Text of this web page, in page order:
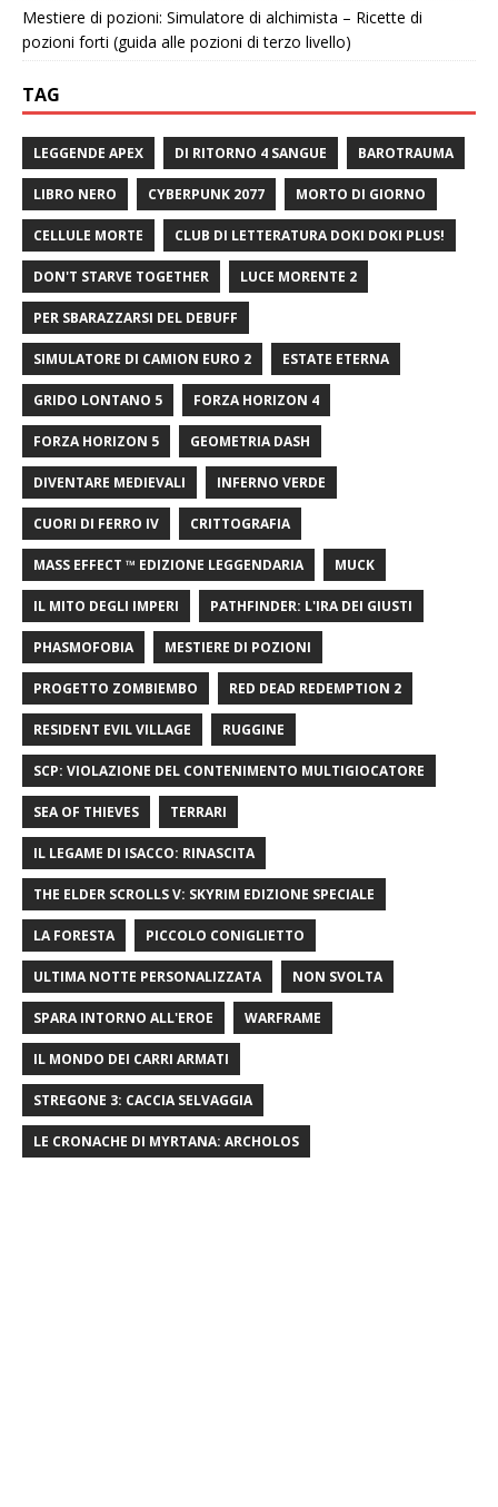
Mestiere di pozioni: Simulatore di alchimista – Ricette di
pozioni forti (guida alle pozioni di terzo livello)
TAG
LEGGENDE APEX DI RITORNO 4 SANGUE BAROTRAUMA
LIBRO NERO CYBERPUNK 2077 MORTO DI GIORNO
CELLULE MORTE CLUB DI LETTERATURA DOKI DOKI PLUS!
DON'T STARVE TOGETHER LUCE MORENTE 2
PER SBARAZZARSI DEL DEBUFF
SIMULATORE DI CAMION EURO 2 ESTATE ETERNA
GRIDO LONTANO 5 FORZA HORIZON 4
FORZA HORIZON 5 GEOMETRIA DASH
DIVENTARE MEDIEVALI INFERNO VERDE
CUORI DI FERRO IV CRITTOGRAFIA
MASS EFFECT ™ EDIZIONE LEGGENDARIA MUCK
IL MITO DEGLI IMPERI PATHFINDER: L'IRA DEI GIUSTI
PHASMOFOBIA MESTIERE DI POZIONI
PROGETTO ZOMBIEMBO RED DEAD REDEMPTION 2
RESIDENT EVIL VILLAGE RUGGINE
SCP: VIOLAZIONE DEL CONTENIMENTO MULTIGIOCATORE
SEA OF ​​THIEVES TERRARI
IL LEGAME DI ISACCO: RINASCITA
THE ELDER SCROLLS V: SKYRIM EDIZIONE SPECIALE
LA FORESTA PICCOLO CONIGLIETTO
ULTIMA NOTTE PERSONALIZZATA NON SVOLTA
SPARA INTORNO ALL'EROE WARFRAME
IL MONDO DEI CARRI ARMATI
STREGONE 3: CACCIA SELVAGGIA
LE CRONACHE DI MYRTANA: ARCHOLOS